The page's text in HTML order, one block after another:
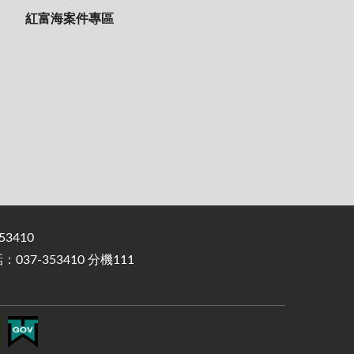
紅富海案件專區
037-353410 分機111